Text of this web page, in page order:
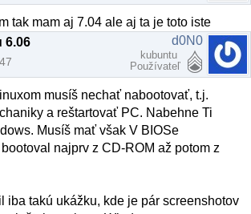
tak mam aj 7.04 ale aj ta je toto iste
6.06
d0N0
kubuntu
Používateľ
musíš nechať nabootovať, t.j.
a reštartovať PC. Nabehne Ti
Musíš mať však V BIOSe
najprv z CD-ROM až potom z
iba takú ukážku, kde je pár screenshotov